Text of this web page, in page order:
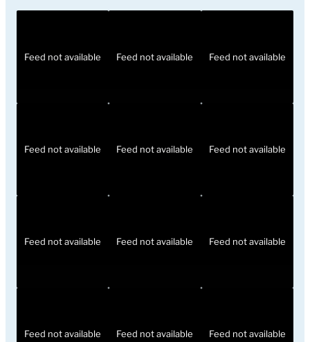
Feed not available Feed not available Feed not available
Feed not available Feed not available Feed not available
Feed not available Feed not available Feed not available
Feed not available Feed not available Feed not available